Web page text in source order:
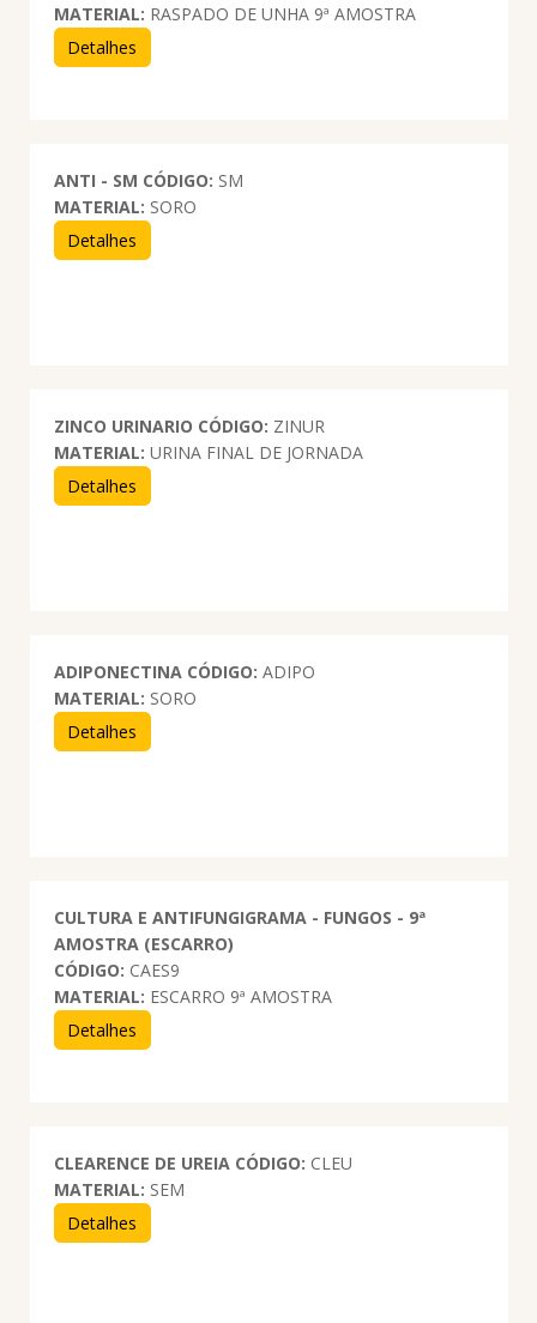
MATERIAL: RASPADO DE UNHA 9ª AMOSTRA
Detalhes
ANTI - SM CÓDIGO: SM
MATERIAL: SORO
Detalhes
ZINCO URINARIO CÓDIGO: ZINUR
MATERIAL: URINA FINAL DE JORNADA
Detalhes
ADIPONECTINA CÓDIGO: ADIPO
MATERIAL: SORO
Detalhes
CULTURA E ANTIFUNGIGRAMA - FUNGOS - 9ª
AMOSTRA (ESCARRO)
CÓDIGO: CAES9
MATERIAL: ESCARRO 9ª AMOSTRA
Detalhes
CLEARENCE DE UREIA CÓDIGO: CLEU
MATERIAL: SEM
Detalhes